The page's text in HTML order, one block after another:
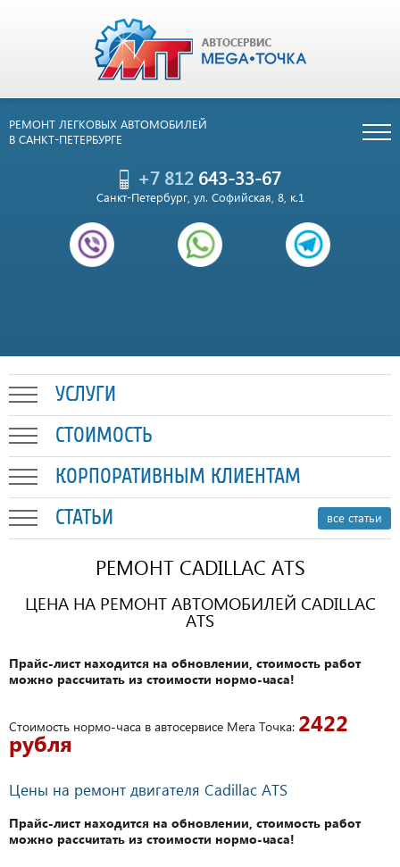
РЕМОНТ ЛЕГКОВЫХ АВТОМОБИЛЕЙ
В САНКТ-ПЕТЕРБУРГЕ
+7 812643-33-67
Санкт-Петербург, ул. Софийская, 8, к.1
УСЛУГИ
СТОИМОСТЬ
КОРПОРАТИВНЫМ КЛИЕНТАМ
СТАТЬИ
все статьи
РЕМОНТ CADILLAC ATS
ЦЕНА НА РЕМОНТ АВТОМОБИЛЕЙ CADILLAC
ATS
Прайс-лист находится на обновлении, стоимость работ
можно рассчитать из стоимости нормо-часа!
Стоимость нормо-часа в автосервисе Мега Точка: 2422
рубля
Цены на ремонт двигателя Cadillac ATS
Прайс-лист находится на обновлении, стоимость работ
можно рассчитать из стоимости нормо-часа!